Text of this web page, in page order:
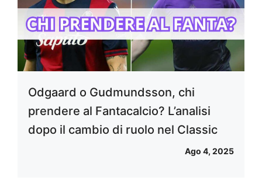
Odgaard o Gudmundsson, chi
prendere al Fantacalcio? L’analisi
dopo il cambio di ruolo nel Classic
Ago 4, 2025